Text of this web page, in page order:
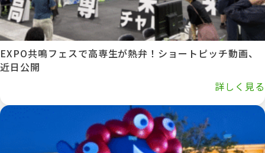
EXPO共鳴フェスで高専生が熱弁！ショートピッチ動画、
近日公開
詳しく見る